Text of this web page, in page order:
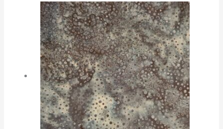
vare
har
flere
varianter.
Mulighederne
kan
vælges
på
varesiden